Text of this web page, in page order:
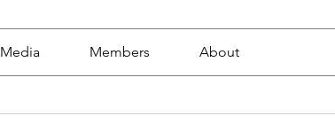
Media Members About